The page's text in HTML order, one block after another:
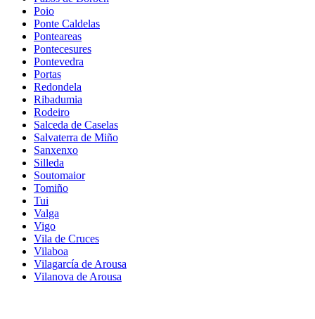
Poio
Ponte Caldelas
Ponteareas
Pontecesures
Pontevedra
Portas
Redondela
Ribadumia
Rodeiro
Salceda de Caselas
Salvaterra de Miño
Sanxenxo
Silleda
Soutomaior
Tomiño
Tui
Valga
Vigo
Vila de Cruces
Vilaboa
Vilagarcía de Arousa
Vilanova de Arousa